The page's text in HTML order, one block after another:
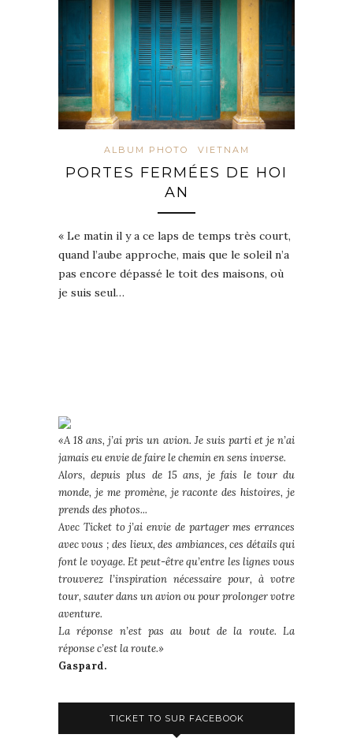
ALBUM PHOTO VIETNAM
PORTES FERMÉES DE HOI
AN
« Le matin il y a ce laps de temps très court,
quand l’aube approche, mais que le soleil n’a
pas encore dépassé le toit des maisons, où
je suis seul…
«A 18 ans, j’ai pris un avion. Je suis parti et je n’ai
jamais eu envie de faire le chemin en sens inverse.
Alors, depuis plus de 15 ans, je fais le tour du
monde, je me promène, je raconte des histoires, je
prends des photos...
Avec Ticket to j’ai envie de partager mes errances
avec vous ; des lieux, des ambiances, ces détails qui
font le voyage. Et peut-être qu’entre les lignes vous
trouverez l’inspiration nécessaire pour, à votre
tour, sauter dans un avion ou pour prolonger votre
aventure.
La réponse n’est pas au bout de la route. La
réponse c’est la route.»
Gaspard.
TICKET TO SUR FACEBOOK